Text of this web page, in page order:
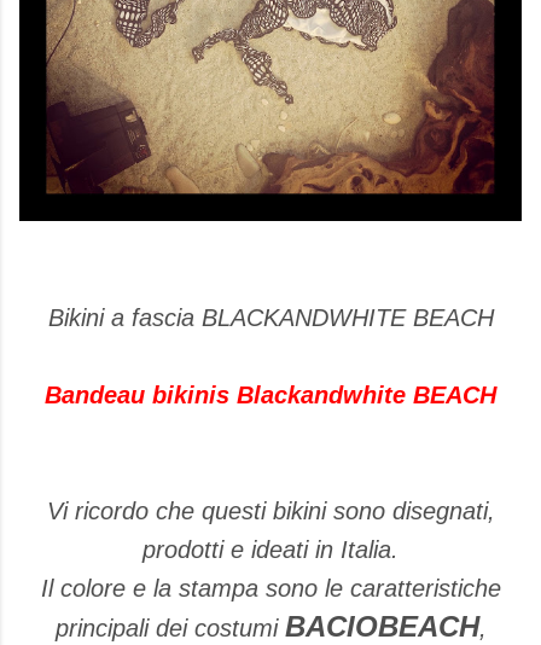
Bikini a fascia BLACKANDWHITE BEACH
Bandeau bikinis Blackandwhite BEACH
Vi ricordo che questi bikini sono disegnati,
prodotti e ideati in Italia.
Il colore e la stampa sono le caratteristiche
principali dei costumi BACIOBEACH,